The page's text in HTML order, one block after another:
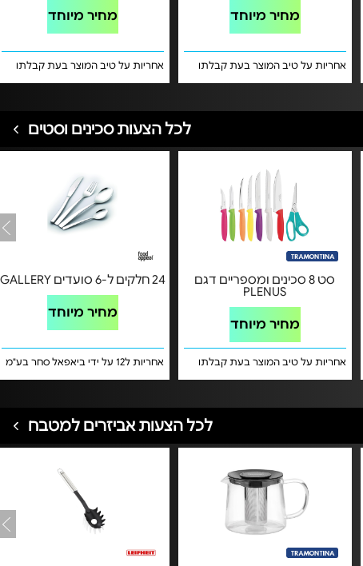
מחיר מיוחד
אחריות על טיב המוצר בעת קבלתו
מחיר מיוחד
אחריות על טיב המוצר בעת קבלתו
לכל הצעות סכינים וסטים
24 חלקים ל-6 סועדים GALLERY
מחיר מיוחד
אחריות ל12 על ידי ביאפאל סחר בע"מ
סט 8 סכינים ומספריים דגם
PLENUS
מחיר מיוחד
אחריות על טיב המוצר בעת קבלתו
לכל הצעות אביזרים למטבח